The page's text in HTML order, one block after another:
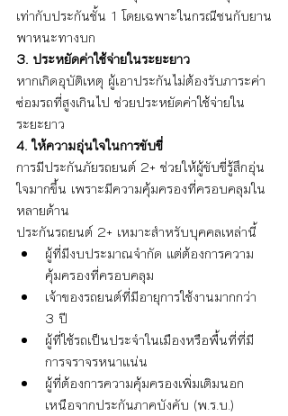
เท่ากับประกันชั้น 1 โดยเฉพาะในกรณีชนกับยาน
พาหนะทางบก
3. ประหยัดค่าใช้จ่ายในระยะยาว
หากเกิดอุบัติเหตุ ผู้เอาประกันไม่ต้องรับภาระค่า
ซ่อมรถที่สูงเกินไป ช่วยประหยัดค่าใช้จ่ายใน
ระยะยาว
4. ให้ความอุ่นใจในการขับขี่
การมีประกันภัยรถยนต์ 2+ ช่วยให้ผู้ขับขี่รู้สึกอุ่น
ใจมากขึ้น เพราะมีความคุ้มครองที่ครอบคลุมใน
หลายด้าน
ประกันรถยนต์ 2+ เหมาะสำหรับบุคคลเหล่านี้
ผู้ที่มีงบประมาณจำกัด แต่ต้องการความ
คุ้มครองที่ครอบคลุม
เจ้าของรถยนต์ที่มีอายุการใช้งานมากกว่า
3 ปี
ผู้ที่ใช้รถเป็นประจำในเมืองหรือพื้นที่ที่มี
การจราจรหนาแน่น
ผู้ที่ต้องการความคุ้มครองเพิ่มเติมนอก
เหนือจากประกันภาคบังคับ (พ.ร.บ.)